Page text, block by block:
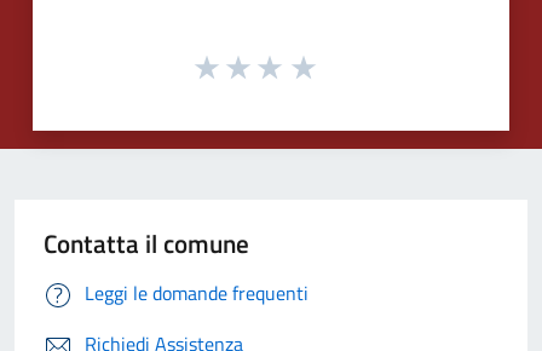
Contatta il comune
Leggi le domande frequenti
Richiedi Assistenza